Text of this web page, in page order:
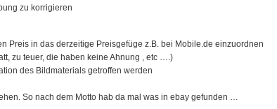
zu korrigieren
Preis in das derzeitige Preisgefüge z.B. bei Mobile.de einzuordnen
zu teuer, die haben keine Ahnung , etc ….)
des Bildmaterials getroffen werden
So nach dem Motto hab da mal was in ebay gefunden …